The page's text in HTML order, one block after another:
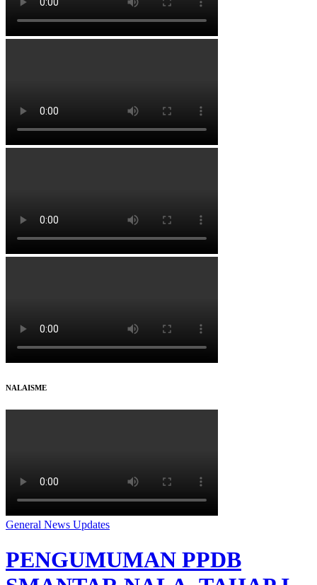
NALAISME
General News Updates
PENGUMUMAN PPDB